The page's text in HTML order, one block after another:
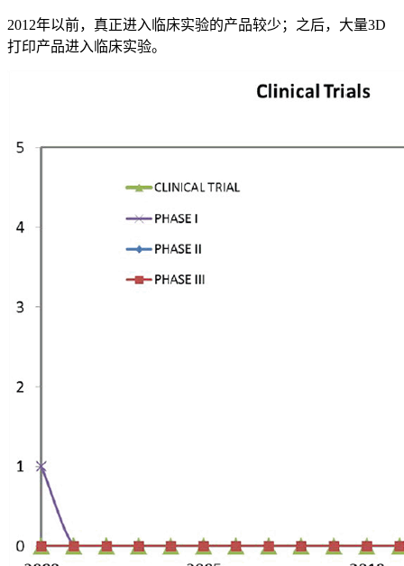
2012年以前，真正进入临床实验的产品较少；之后，大量3D
打印产品进入临床实验。